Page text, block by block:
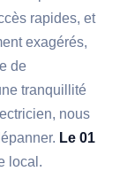
rapides, et
exagérés,
de
tranquillité
nous
Le 01
local.